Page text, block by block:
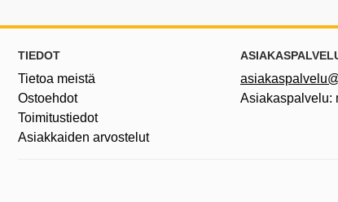
Alatunnisteen sisältö Sekalaista tietoa
TIEDOT
Tietoa meistä
Ostoehdot
Toimitustiedot
Asiakkaiden arvostelut
Asiakaspalvelu: